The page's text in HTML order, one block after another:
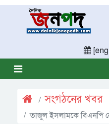
সংগঠনের খবর
তাজুল ইসলামকে বিএনপি